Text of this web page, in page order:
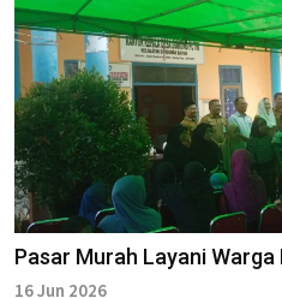
Pasar Murah Layani Warga
16 Jun 2026